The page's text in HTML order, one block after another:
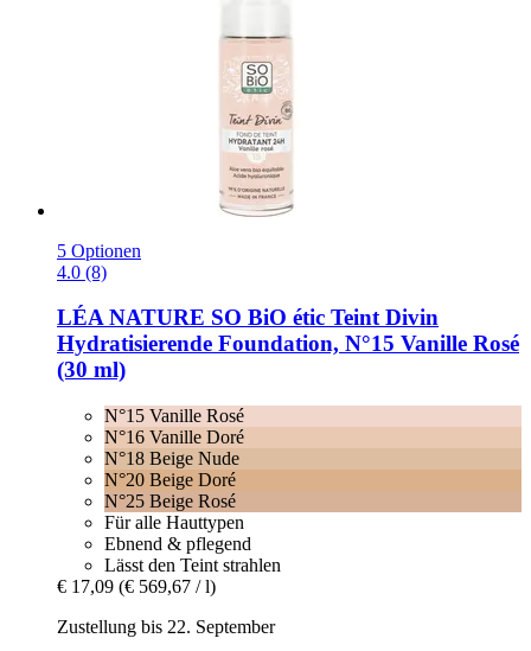
5 Optionen
4.0 (8)
LÉA NATURE SO BiO étic Teint Divin
Hydratisierende Foundation, N°15 Vanille Rosé
(30 ml)
N°15 Vanille Rosé
N°16 Vanille Doré
N°18 Beige Nude
N°20 Beige Doré
N°25 Beige Rosé
Für alle Hauttypen
Ebnend & pflegend
Lässt den Teint strahlen
€ 17,09 (€ 569,67 / l)
Zustellung bis 22. September